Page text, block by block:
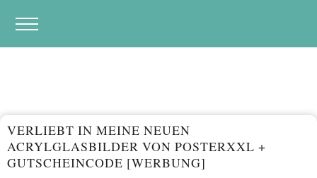
VERLIEBT IN MEINE NEUEN
ACRYLGLASBILDER VON POSTERXXL +
GUTSCHEINCODE [WERBUNG]